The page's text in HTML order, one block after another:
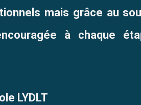
mais grâce au
à chaque
LYDLT